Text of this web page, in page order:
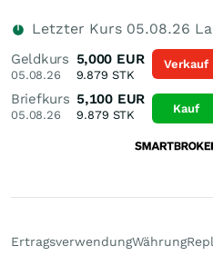
Letzter Kurs 05.08.26
Geldkurs
05.08.26
5,000 EUR
9.879 STK
Briefkurs
05.08.26
5,100 EUR
9.879 STK
Verkauf
Kauf
ErtragsverwendungWährung